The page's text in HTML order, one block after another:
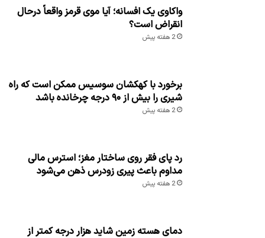
واکاوی یک افسانه؛ آیا موی قرمز واقعاً درحال
انقراض است؟
2 هفته پیش
برخورد با کهکشان سوسیس ممکن است که راه
شیری را بیش از ۹۰ درجه چرخانده باشد
2 هفته پیش
رد پای فقر روی ساختار مغز؛ استرس مالی
مداوم باعث پیری زودرس ذهن می‌شود
2 هفته پیش
دمای هسته زمین شاید هزار درجه کمتر از